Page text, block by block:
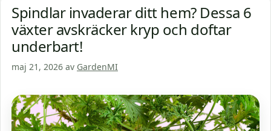
Spindlar invaderar ditt hem? Dessa 6
växter avskräcker kryp och doftar
underbart!
maj 21, 2026 av GardenMI